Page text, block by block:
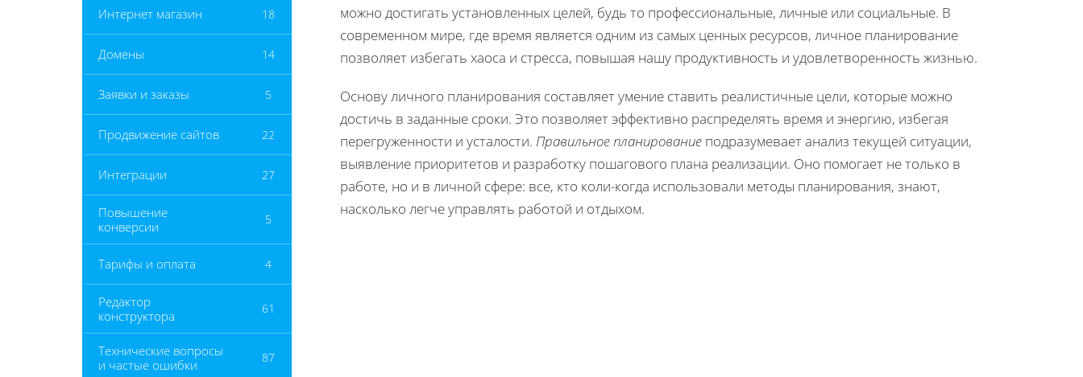
Интернет магазин 18
Домены 14
Заявки и заказы 5
Продвижение сайтов 22
Интеграции 27
Повышение
конверсии
5
Тарифы и оплата 4
Редактор
конструктора
61
Технические вопросы
и частые ошибки
87
можно достигать установленных целей, будь то профессиональные, личные или социальные. В
современном мире, где время является одним из самых ценных ресурсов, личное планирование
позволяет избегать хаоса и стресса, повышая нашу продуктивность и удовлетворенность жизнью.
Основу личного планирования составляет умение ставить реалистичные цели, которые можно
достичь в заданные сроки. Это позволяет эффективно распределять время и энергию, избегая
перегруженности и усталости. Правильное планирование подразумевает анализ текущей ситуации,
выявление приоритетов и разработку пошагового плана реализации. Оно помогает не только в
работе, но и в личной сфере: все, кто коли-когда использовали методы планирования, знают,
насколько легче управлять работой и отдыхом.